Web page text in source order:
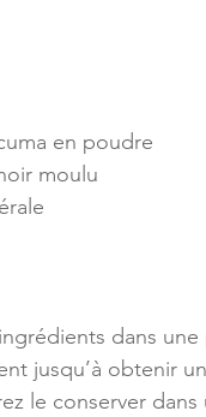
en poudre
moulu
dans
jusqu’à obtenir
le conserver